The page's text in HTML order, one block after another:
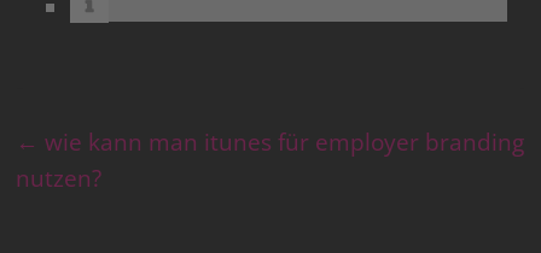
← wie kann man itunes für employer branding
nutzen?